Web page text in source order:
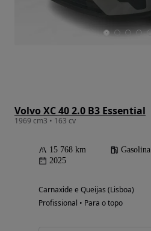
Volvo XC 40 2.0 B3 Essential
1969 cm3 • 163 cv
15 768 km Gasolina
2025
Carnaxide e Queijas (Lisboa)
Profissional • Para o topo